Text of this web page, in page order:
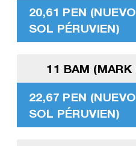
20,61 PEN (NUEVO
SOL PÉRUVIEN)
11 BAM (MARK
22,67 PEN (NUEVO
SOL PÉRUVIEN)